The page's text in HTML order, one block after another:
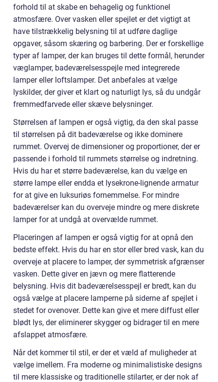
forhold til at skabe en behagelig og funktionel
atmosfære. Over vasken eller spejlet er det vigtigt at
have tilstrækkelig belysning til at udføre daglige
opgaver, såsom skæring og barbering. Der er forskellige
typer af lamper, der kan bruges til dette formål, herunder
væglamper, badeværelsesspejle med integrerede
lamper eller loftslamper. Det anbefales at vælge
lyskilder, der giver et klart og naturligt lys, så du undgår
fremmedfarvede eller skæve belysninger.
Størrelsen af lampen er også vigtig, da den skal passe
til størrelsen på dit badeværelse og ikke dominere
rummet. Overvej de dimensioner og proportioner, der er
passende i forhold til rummets størrelse og indretning.
Hvis du har et større badeværelse, kan du vælge en
større lampe eller endda et lysekrone-lignende armatur
for at give en luksuriøs fornemmelse. For mindre
badeværelser kan du overveje mindre og mere diskrete
lamper for at undgå at overvælde rummet.
Placeringen af lampen er også vigtig for at opnå den
bedste effekt. Hvis du har en stor eller bred vask, kan du
overveje at placere to lamper, der symmetrisk afgrænser
vasken. Dette giver en jævn og mere flatterende
belysning. Hvis dit badeværelsesspejl er bredt, kan du
også vælge at placere lamperne på siderne af spejlet i
stedet for ovenover. Dette kan give et mere diffust eller
blødt lys, der eliminerer skygger og bidrager til en mere
afslappet atmosfære.
Når det kommer til stil, er der et væld af muligheder at
vælge imellem. Fra moderne og minimalistiske designs
til mere klassiske og traditionelle stilarter, er der nok af